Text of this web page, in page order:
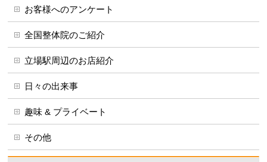
お客様へのアンケート
全国整体院のご紹介
立場駅周辺のお店紹介
日々の出来事
趣味 & プライベート
その他